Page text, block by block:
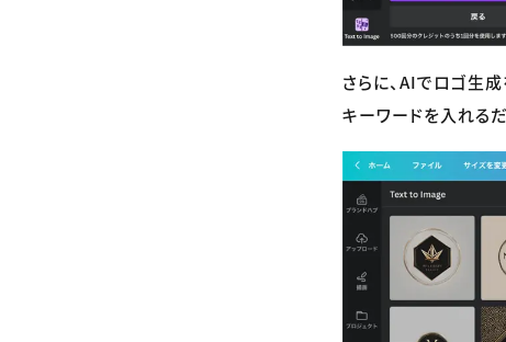
さらに、AIでロゴ生
キーワードを入れる